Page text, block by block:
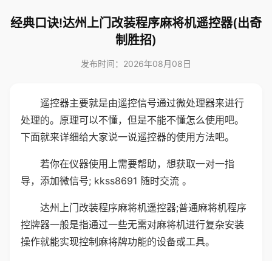
经典口诀!达州上门改装程序麻将机遥控器(出奇
制胜招)
发布时间：2026年08月08日
遥控器主要就是由遥控信号通过微处理器来进行
处理的。原理可以不懂，但是不能不懂怎么使用吧。
下面就来详细给大家说一说遥控器的使用方法吧。
若你在仪器使用上需要帮助，想获取一对一指
导，添加微信号; kkss8691 随时交流 。
达州上门改装程序麻将机遥控器;普通麻将机程序
控牌器一般是指通过一些无需对麻将机进行复杂安装
操作就能实现控制麻将牌功能的设备或工具。